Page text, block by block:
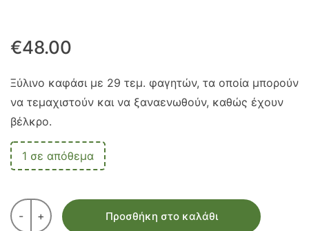
€48.00
Ξύλινο καφάσι με 29 τεμ. φαγητών, τα οποία μπορούν
να τεμαχιστούν και να ξαναενωθούν, καθώς έχουν
βέλκρο.
1 σε απόθεμα
- + Προσθήκη στο καλάθι